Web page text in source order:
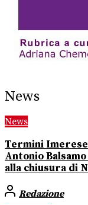
News
News
Termini
Antonio
alla chiusura di
Redazione